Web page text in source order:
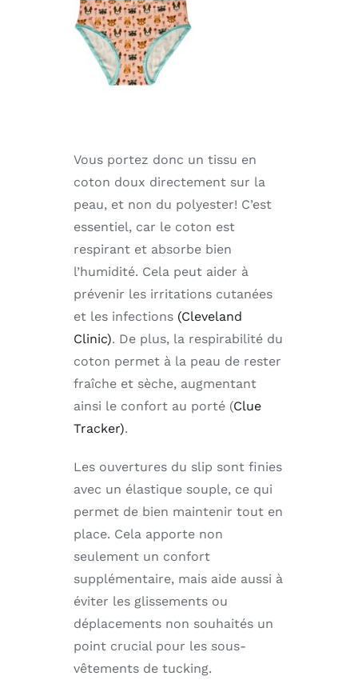
Vous portez donc un tissu en
coton doux directement sur la
peau, et non du polyester! C’est
essentiel, car le coton est
respirant et absorbe bien
l’humidité. Cela peut aider à
prévenir les irritations cutanées
et les infections (Cleveland
Clinic). De plus, la respirabilité du
coton permet à la peau de rester
fraîche et sèche, augmentant
ainsi le confort au porté (Clue
Tracker).
Les ouvertures du slip sont finies
avec un élastique souple, ce qui
permet de bien maintenir tout en
place. Cela apporte non
seulement un confort
supplémentaire, mais aide aussi à
éviter les glissements ou
déplacements non souhaités un
point crucial pour les sous-
vêtements de tucking.